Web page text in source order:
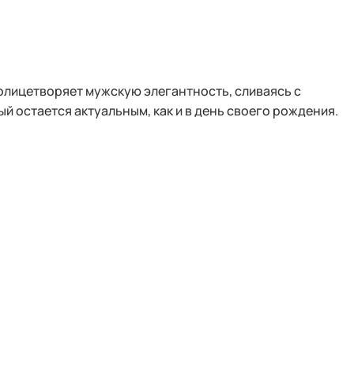
мужскую элегантность, сливаясь с
актуальным, как и в день своего рождения.